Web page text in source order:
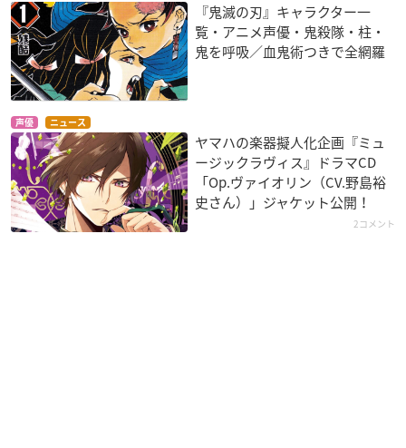
『鬼滅の刃』キャラクター一
覧・アニメ声優・鬼殺隊・柱・
鬼を呼吸／血鬼術つきで全網羅
声優 ニュース
ヤマハの楽器擬人化企画『ミュ
ージックラヴィス』ドラマCD
「Op.ヴァイオリン（CV.野島裕
史さん）」ジャケット公開！
2コメント